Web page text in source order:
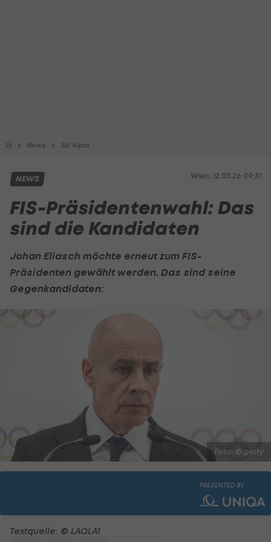
News Ski Alpin
Wien, 12.05.26 09:31
NEWS
FIS-Präsidentenwahl: Das
sind die Kandidaten
Johan Eliasch möchte erneut zum FIS-
Präsidenten gewählt werden. Das sind seine
Gegenkandidaten:
Foto: © getty
PRESENTED BY
Textquelle: © LAOLA1